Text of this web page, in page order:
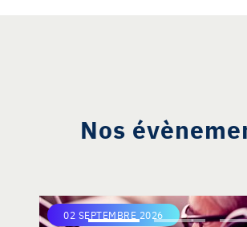
Nos
02 SEPTEMBRE 2026